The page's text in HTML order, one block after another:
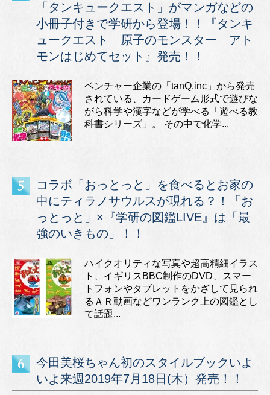
「タンキュークエスト」がマンガなどの
小冊子付きで学研から登場！！『タンキ
ュークエスト 原子のモンスター アト
モンはじめてセット』発売！！
ベンチャー企業の「tanQ.inc」から発売
されている、カードゲーム形式で遊びな
がら科学や漢字などが学べる「遊べる教
科書シリーズ」。 その中で化学...
コラボ「おっとっと」を食べるとお家の
中にティラノサウルスが現れる？！「お
っとっと」×『学研の図鑑LIVE』は「最
強のいきもの」！！
ハイクオリティな写真や超高精細イラス
ト、イギリスBBC制作のDVD、スマー
トフォンやタブレットをかざして見られ
るＡＲ動画などワンランク上の図鑑とし
て話題...
今田美桜ちゃん初のスタイルブックいよ
いよ来週2019年7月18日(木）発売！！